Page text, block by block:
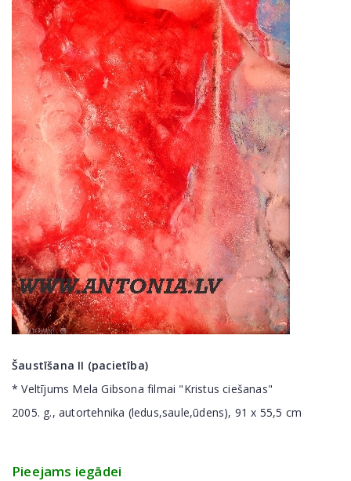
Šaustīšana II (pacietība)
* Veltījums Mela Gibsona filmai "Kristus ciešanas"
2005. g., autortehnika (ledus,saule,ūdens), 91 x 55,5 cm
Pieejams iegādei